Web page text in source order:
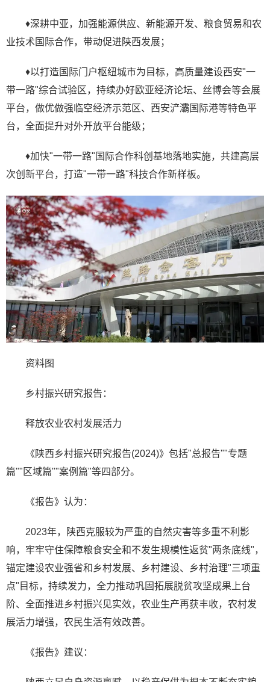
♦深耕中亚，加强能源供应、新能源开发、粮食贸易和农
业技术国际合作，带动促进陕西发展；
♦以打造国际门户枢纽城市为目标，高质量建设西安"一
带一路"综合试验区，持续办好欧亚经济论坛、丝博会等会展
平台，做优做强临空经济示范区、西安浐灞国际港等特色平
台，全面提升对外开放平台能级；
♦加快"一带一路"国际合作科创基地落地实施，共建高层
次创新平台，打造"一带一路"科技合作新样板。
资料图
乡村振兴研究报告：
释放农业农村发展活力
《陕西乡村振兴研究报告(2024)》包括"总报告""专题
篇""区域篇""案例篇"等四部分。
《报告》认为：
2023年，陕西克服较为严重的自然灾害等多重不利影
响，牢牢守住保障粮食安全和不发生规模性返贫"两条底线"，
锚定建设农业强省和乡村发展、乡村建设、乡村治理"三项重
点"目标，持续发力，全力推动巩固拓展脱贫攻坚成果上台
阶、全面推进乡村振兴见实效，农业生产再获丰收，农村发
展活力增强，农民生活有效改善。
《报告》建议：